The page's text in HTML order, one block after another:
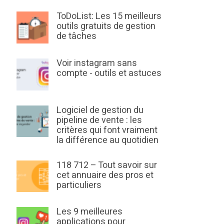
ToDoList: Les 15 meilleurs
outils gratuits de gestion
de tâches
Voir instagram sans
compte - outils et astuces
Logiciel de gestion du
pipeline de vente : les
critères qui font vraiment
la différence au quotidien
118 712 – Tout savoir sur
cet annuaire des pros et
particuliers
Les 9 meilleures